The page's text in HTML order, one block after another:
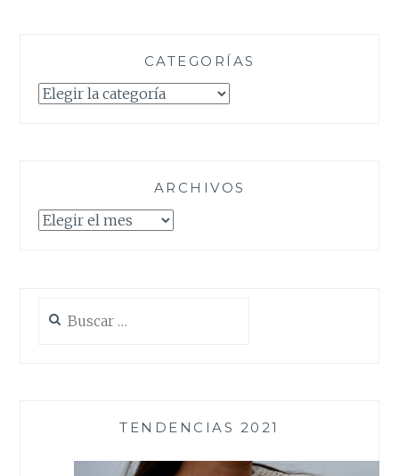
CATEGORÍAS
Categorías
ARCHIVOS
Archivos
TENDENCIAS 2021